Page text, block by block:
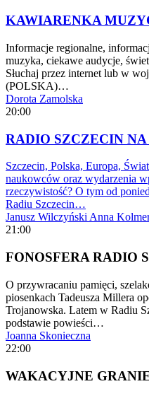
KAWIARENKA
Informacje regionalne,
muzyka, ciekawe audycje,
Słuchaj przez internet lub w
(POLSKA)…
Dorota Zamolska
20:00
RADIO SZCZECIN
Szczecin, Polska, Europa,
naukowców oraz wydarzenia
rzeczywistość? O tym od
Radiu Szczecin…
Janusz WilczyńskiAnna
21:00
FONOSFERA RADIO
O przywracaniu pamięci,
piosenkach Tadeusza Millera
Trojanowska. Latem w Radiu
podstawie powieści…
Joanna Skonieczna
22:00
WAKACYJNE